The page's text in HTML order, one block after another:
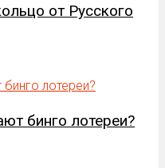
от Русского
бинго лотереи?